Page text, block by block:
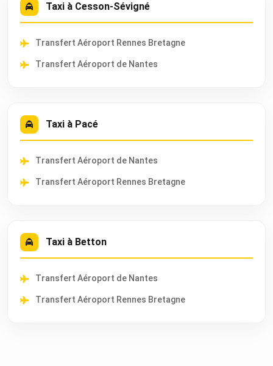
Taxi à Cesson-Sévigné
Transfert Aéroport Rennes Bretagne
Transfert Aéroport de Nantes
Taxi à Pacé
Transfert Aéroport de Nantes
Transfert Aéroport Rennes Bretagne
Taxi à Betton
Transfert Aéroport de Nantes
Transfert Aéroport Rennes Bretagne